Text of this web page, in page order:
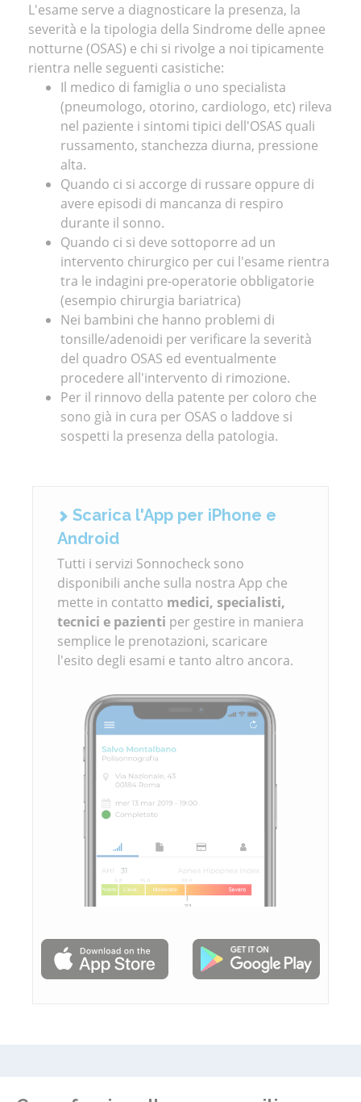
L'esame serve a diagnosticare la presenza, la
severità e la tipologia della Sindrome delle apnee
notturne (OSAS) e chi si rivolge a noi tipicamente
rientra nelle seguenti casistiche:
Il medico di famiglia o uno specialista
(pneumologo, otorino, cardiologo, etc) rileva
nel paziente i sintomi tipici dell'OSAS quali
russamento, stanchezza diurna, pressione
alta.
Quando ci si accorge di russare oppure di
avere episodi di mancanza di respiro
durante il sonno.
Quando ci si deve sottoporre ad un
intervento chirurgico per cui l'esame rientra
tra le indagini pre-operatorie obbligatorie
(esempio chirurgia bariatrica)
Nei bambini che hanno problemi di
tonsille/adenoidi per verificare la severità
del quadro OSAS ed eventualmente
procedere all'intervento di rimozione.
Per il rinnovo della patente per coloro che
sono già in cura per OSAS o laddove si
sospetti la presenza della patologia.
Scarica l'App per iPhone e
Android
Tutti i servizi Sonnocheck sono
disponibili anche sulla nostra App che
mette in contatto medici, specialisti,
tecnici e pazienti per gestire in maniera
semplice le prenotazioni, scaricare
l'esito degli esami e tanto altro ancora.